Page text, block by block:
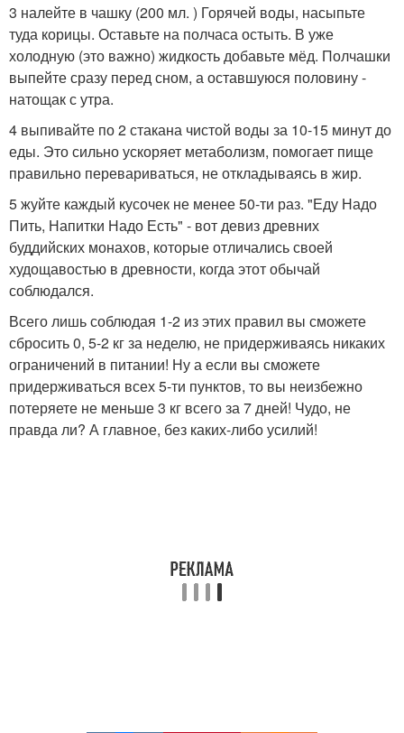
3 налейте в чашку (200 мл. ) Горячей воды, насыпьте
туда корицы. Оставьте на полчаса остыть. В уже
холодную (это важно) жидкость добавьте мёд. Полчашки
выпейте сразу перед сном, а оставшуюся половину -
натощак с утра.
4 выпивайте по 2 стакана чистой воды за 10-15 минут до
еды. Это сильно ускоряет метаболизм, помогает пище
правильно перевариваться, не откладываясь в жир.
5 жуйте каждый кусочек не менее 50-ти раз. "Еду Надо
Пить, Напитки Надо Есть" - вот девиз древних
буддийских монахов, которые отличались своей
худощавостью в древности, когда этот обычай
соблюдался.
Всего лишь соблюдая 1-2 из этих правил вы сможете
сбросить 0, 5-2 кг за неделю, не придерживаясь никаких
ограничений в питании! Ну а если вы сможете
придерживаться всех 5-ти пунктов, то вы неизбежно
потеряете не меньше 3 кг всего за 7 дней! Чудо, не
правда ли? А главное, без каких-либо усилий!